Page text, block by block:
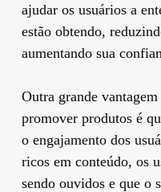
ajudar os usuários a
estão obtendo,
aumentando sua
Outra grande
promover produtos é
o engajamento dos
ricos em conteúdo, os
sendo ouvidos e que o